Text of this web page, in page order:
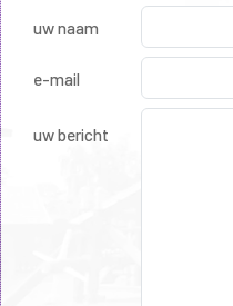
uw naam
e-mail
uw bericht